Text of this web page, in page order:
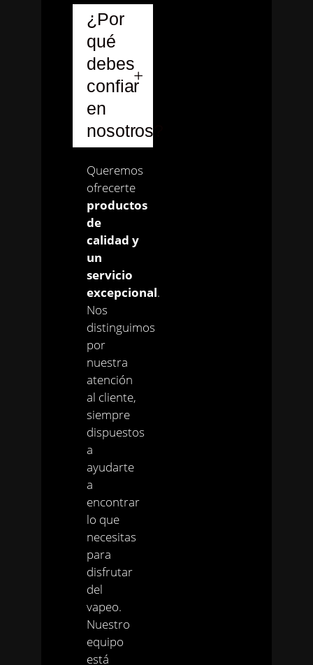
¿Por
qué
debes
confiar
en
nosotros?
Queremos
ofrecerte
productos
de
calidad y
un
servicio
excepcional.
Nos
distinguimos
por
nuestra
atención
al cliente,
siempre
dispuestos
a
ayudarte
a
encontrar
lo que
necesitas
para
disfrutar
del
vapeo.
Nuestro
equipo
está